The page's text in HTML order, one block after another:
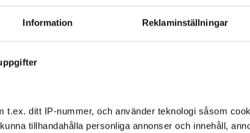
Information Reklaminställningar
t.ex. ditt IP-nummer, och använder teknologi såsom
tillhandahålla personliga annonser och innehåll,